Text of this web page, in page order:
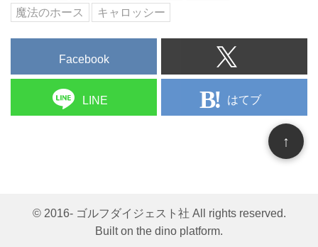
球選手でプロゴルファー、どんな
レッスンをしているのだろうか？
魔法のホース
キャロッシー
Facebook
LINE はてブ
© 2016- ゴルフダイジェスト社 All rights reserved.
Built on the dino platform.
↑